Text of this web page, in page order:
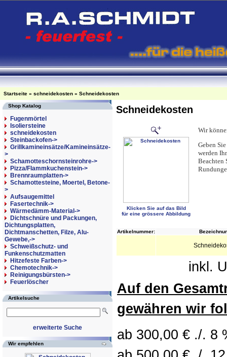
Startseite » schneidekosten » Schneidekosten
Shop Katalog
Fugenmörtel
Isoliersteine
schneidekosten
Steinbackofen->
Grillkamineinsätze/Kamineinsätze-
>
Schamotteschornsteinrohre->
Pizza/Flammkuchenstein->
Brennraumplatten->
Schamottesteine, Moertel, Betone-
>
Aufsaugemittel
Fasertechnik->
Wärmedämm-Material->
Dichtschnüre und Packungen,
Dichtungsplatten,
Dichtmanschetten, Filze, Alu-
Gewebe,->
Schweißschutz- und
Funkenschutzmatten
Hitzefeste Farben->
Chemotechnik->
Reinigungsbürsten->
Feuerlöscher
Artikelsuche
erweiterte Suche
Wir empfehlen
Schneidekosten
Klicken Sie auf das Bild
für eine grössere Abbildung
Wir
Geben
werden
Beachten
Artikelnummer:
inkl.
Auf den
gewähren wir
ab 300,00 € ./. 8